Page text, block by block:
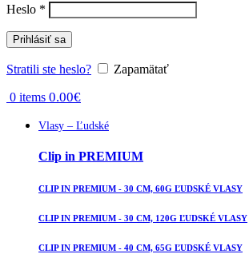
Heslo * Povinné
Prihlásiť sa
Stratili ste heslo? Zapamätať
0 items 0.00€
Vlasy – Ľudské
Clip in PREMIUM
CLIP IN PREMIUM - 30 CM, 60G ĽUDSKÉ VLASY
CLIP IN PREMIUM - 30 CM, 120G ĽUDSKÉ VLASY
CLIP IN PREMIUM - 40 CM, 65G ĽUDSKÉ VLASY